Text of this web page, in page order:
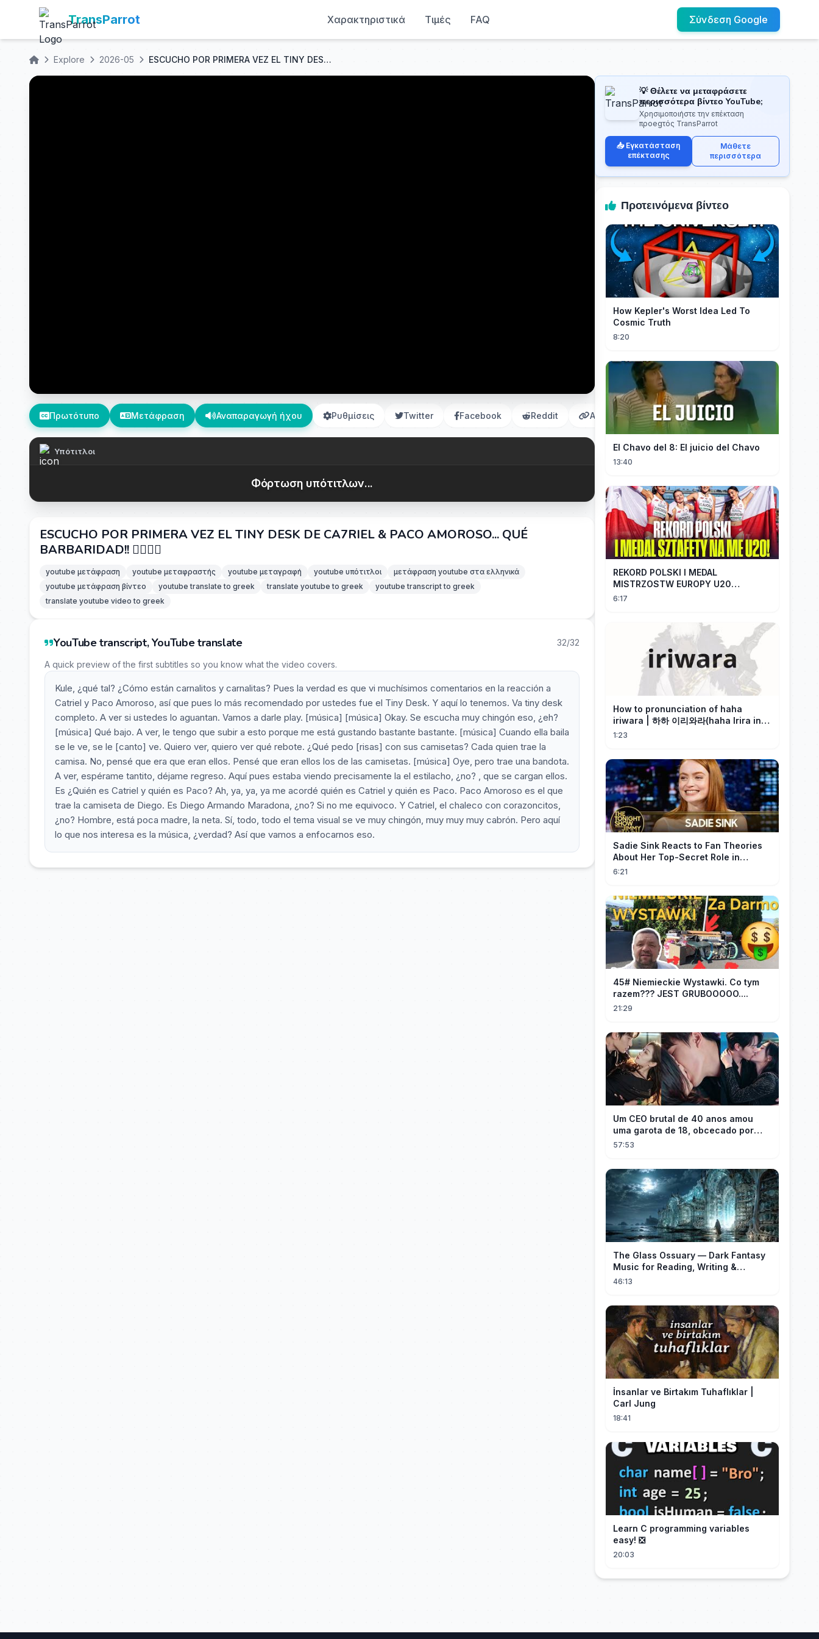
TransParrot Χαρακτηριστικά Τιμές FAQ Σύνδεση Google
Explore 2026-05 ESCUCHO POR PRIMERA VEZ EL TINY DESK DE CA7RIEL & PACO AMOROSO... QUÉ BARBARIDAD!! 😮‍💨🎷🎸
Πρωτότυπο Μετάφραση Αναπαραγωγή ήχου Ρυθμίσεις Twitter Facebook Reddit Αντιγραφή
Υπότιτλοι
Φόρτωση υπότιτλων...
ESCUCHO POR PRIMERA VEZ EL TINY DESK DE CA7RIEL & PACO AMOROSO... QUÉ
BARBARIDAD!! 😮‍💨🎷🎸
youtube μετάφραση youtube μεταφραστής youtube μεταγραφή youtube υπότιτλοι
μετάφραση youtube στα ελληνικά
youtube μετάφραση βίντεο
youtube translate to greek translate youtube to greek
youtube transcript to greek
translate youtube video to greek
YouTube transcript, YouTube translate 32/32
A quick preview of the first subtitles so you know what the video covers.
Kule, ¿qué tal? ¿Cómo están carnalitos y carnalitas? Pues la verdad es que vi muchísimos comentarios en la reacción a
Catriel y Paco Amoroso, así que pues lo más recomendado por ustedes fue el Tiny Desk. Y aquí lo tenemos. Va tiny desk
completo. A ver si ustedes lo aguantan. Vamos a darle play. [música] [música] Okay. Se escucha muy chingón eso, ¿eh?
[música] Qué bajo. A ver, le tengo que subir a esto porque me está gustando bastante bastante. [música] Cuando ella baila
se le ve, se le [canto] ve. Quiero ver, quiero ver qué rebote. ¿Qué pedo [risas] con sus camisetas? Cada quien trae la
camisa. No, pensé que era que eran ellos. Pensé que eran ellos los de las camisetas. [música] Oye, pero trae una bandota.
A ver, espérame tantito, déjame regreso. Aquí pues estaba viendo precisamente la el estilacho, ¿no? , que se cargan ellos.
Es ¿Quién es Catriel y quién es Paco? Ah, ya, ya, ya me acordé quién es Catriel y quién es Paco. Paco Amoroso es el que
trae la camiseta de Diego. Es Diego Armando Maradona, ¿no? Si no me equivoco. Y Catriel, el chaleco con corazoncitos,
¿no? Hombre, está poca madre, la neta. Sí, todo, todo el tema visual se ve muy chingón, muy muy muy cabrón. Pero aquí
lo que nos interesa es la música, ¿verdad? Así que vamos a enfocarnos eso.
💡 Θέλετε να μεταφράσετε
περισσότερα βίντεο YouTube;
Χρησιμοποιήστε την επέκταση
προegτός TransParrot
📥 Εγκατάσταση
επέκτασης
Μάθετε
περισσότερα
Προτεινόμενα βίντεο
How Kepler's Worst Idea Led To
Cosmic Truth
8:20
El Chavo del 8: El juicio del Chavo
13:40
REKORD POLSKI I MEDAL
MISTRZOSTW EUROPY U20
SZTAFETY 4 X 100 METRÓW KOBIET
6:17
How to pronunciation of haha
iriwara | 하하 이리와라(haha Irira in
Korean)
1:23
Sadie Sink Reacts to Fan Theories
About Her Top-Secret Role in
Spider-Man: Brand New Day
6:21
45# Niemieckie Wystawki. Co tym
razem??? JEST GRUBOOOOO....
21:29
Um CEO brutal de 40 anos amou
uma garota de 18, obcecado por
sua "inocência"! Ela teve seu
57:53
The Glass Ossuary — Dark Fantasy
Music for Reading, Writing &
Ancient Archives
46:13
İnsanlar ve Birtakım Tuhaflıklar |
Carl Jung
18:41
Learn C programming variables
easy! ❎
20:03